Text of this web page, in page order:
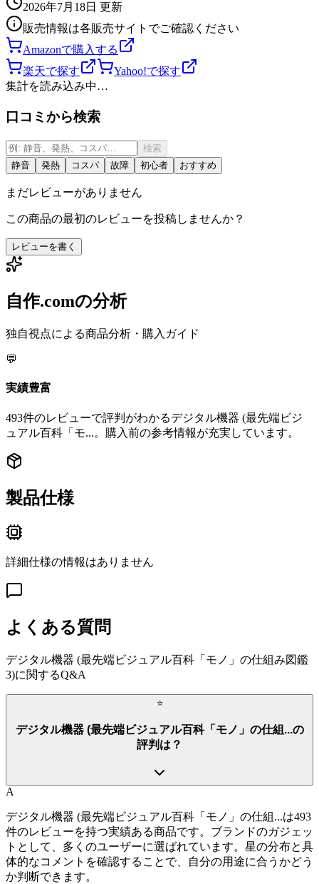
2026年7月18日 更新
販売情報は各販売サイトでご確認ください
Amazonで購入する
楽天で探す
Yahoo!で探す
集計を読み込み中…
口コミから検索
検索
静音
発熱 コスパ 故障 初心者 おすすめ
まだレビューがありません
この商品の最初のレビューを投稿しませんか？
レビューを書く
自作.comの分析
独自視点による商品分析・購入ガイド
💬
実績豊富
493件のレビューで評判がわかるデジタル機器 (最先端ビジ
ュアル百科「モ...。購入前の参考情報が充実しています。
製品仕様
詳細仕様の情報はありません
よくある質問
デジタル機器 (最先端ビジュアル百科「モノ」の仕組み図鑑
3)に関するQ&A
⭐
デジタル機器 (最先端ビジュアル百科「モノ」の仕組...の
評判は？
A
デジタル機器 (最先端ビジュアル百科「モノ」の仕組...は493
件のレビューを持つ実績ある商品です。ブランドのガジェッ
トとして、多くのユーザーに選ばれています。星の分布と具
体的なコメントを確認することで、自分の用途に合うかどう
か判断できます。